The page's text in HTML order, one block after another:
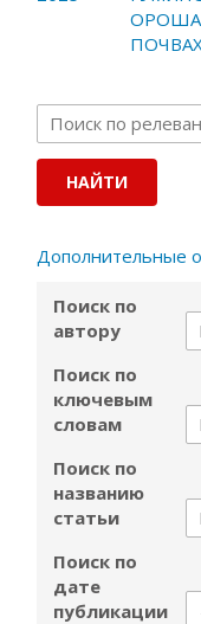
Дополнительные
Поиск по
автору
Поиск по
ключевым
словам
Поиск по
названию
статьи
Поиск по
дате
публикации